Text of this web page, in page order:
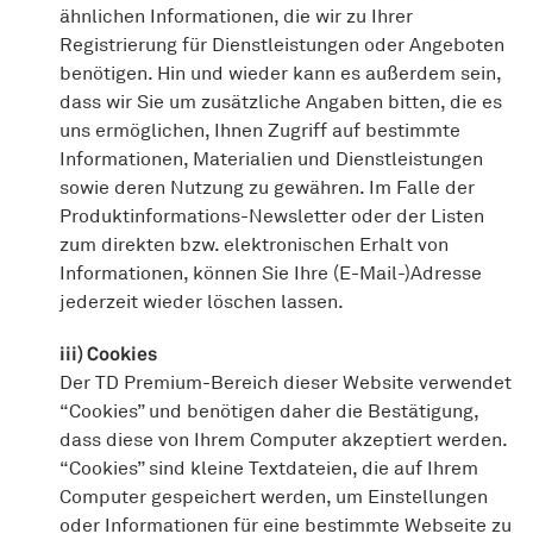
ähnlichen Informationen, die wir zu Ihrer
Registrierung für Dienstleistungen oder Angeboten
benötigen. Hin und wieder kann es außerdem sein,
dass wir Sie um zusätzliche Angaben bitten, die es
uns ermöglichen, Ihnen Zugriff auf bestimmte
Informationen, Materialien und Dienstleistungen
sowie deren Nutzung zu gewähren. Im Falle der
Produktinformations-Newsletter oder der Listen
zum direkten bzw. elektronischen Erhalt von
Informationen, können Sie Ihre (E-Mail-)Adresse
jederzeit wieder löschen lassen.
iii) Cookies
Der TD Premium-Bereich dieser Website verwendet
“Cookies” und benötigen daher die Bestätigung,
dass diese von Ihrem Computer akzeptiert werden.
“Cookies” sind kleine Textdateien, die auf Ihrem
Computer gespeichert werden, um Einstellungen
oder Informationen für eine bestimmte Webseite zu